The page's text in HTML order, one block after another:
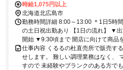
時給1,075円以上
北海道北広島市
勤務時間詳細 8:00～13:00 ＊1日5時
の土日祝出勤あり 【1日の流れ】 ▼
開始 ▼9:30頃まで 開店に向けて商品
仕事内容 くるるの杜直売所で販売す
せします。 難しい調理業務はなく、
すので 未経験やブランクのある方で